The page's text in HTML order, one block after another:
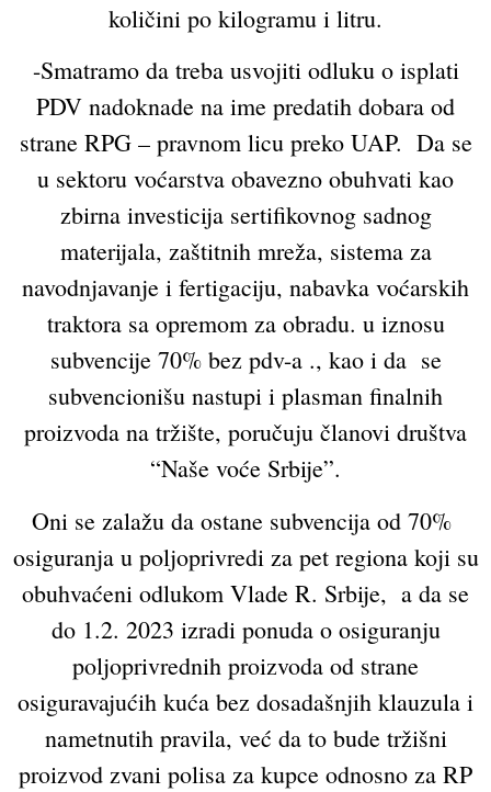
količini po kilogramu i litru.
-Smatramo da treba usvojiti odluku o isplati
PDV nadoknade na ime predatih dobara od
strane RPG – pravnom licu preko UAP. Da se
u sektoru voćarstva obavezno obuhvati kao
zbirna investicija sertifikovnog sadnog
materijala, zaštitnih mreža, sistema za
navodnjavanje i fertigaciju, nabavka voćarskih
traktora sa opremom za obradu. u iznosu
subvencije 70% bez pdv-a ., kao i da se
subvencionišu nastupi i plasman finalnih
proizvoda na tržište, poručuju članovi društva
“Naše voće Srbije”.
Oni se zalažu da ostane subvencija od 70%
osiguranja u poljoprivredi za pet regiona koji su
obuhvaćeni odlukom Vlade R. Srbije, a da se
do 1.2. 2023 izradi ponuda o osiguranju
poljoprivrednih proizvoda od strane
osiguravajućih kuća bez dosadašnjih klauzula i
nametnutih pravila, već da to bude tržišni
proizvod zvani polisa za kupce odnosno za RP